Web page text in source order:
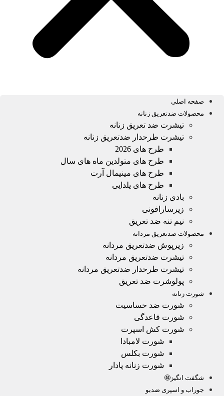
صفحه اصلی
محصولات ضدتعریق زنانه
تیشرت ضد تعریق زنانه
تیشرت طرحدار ضدتعریق زنانه
طرح های 2026
طرح های متولدین ماه های سال
طرح های مینیمال آرت
طرح های یلدایی
بادی زنانه
زیرسارافونی
نیم تنه ضد تعریق
محصولات ضدتعریق مردانه
زیرپوش ضدتعریق مردانه
تیشرت ضدتعریق مردانه
تیشرت طرحدار ضدتعریق مردانه
پولوشرت ضد تعریق
شورت زنانه
شورت ضد حساسیت
شورت قاعدگی
شورت کش اسپرت
شورت لامبادا
شورت بکلس
شورت زنانه پادار
شگفت انگیز🤩
جوراب و اسپری ضدبو